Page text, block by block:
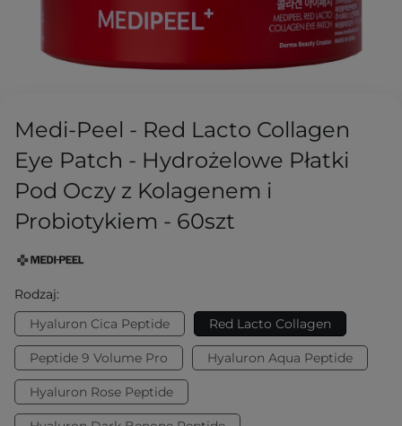
Medi-Peel - Red Lacto Collagen
Eye Patch - Hydrożelowe Płatki
Pod Oczy z Kolagenem i
Probiotykiem - 60szt
Rodzaj:
Hyaluron Cica Peptide
Red Lacto Collagen
Peptide 9 Volume Pro Hyaluron Aqua Peptide
Hyaluron Rose Peptide